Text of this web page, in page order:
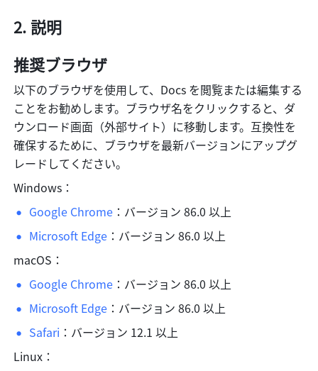
説明
推奨ブラウザ
以下のブラウザを使用して、Docs を閲覧または編集する
ことをお勧めします。ブラウザ名をクリックすると、ダ
ウンロード画面（外部サイト）に移動します。互換性を
確保するために、ブラウザを最新バージョンにアップグ
レードしてください。
Windows：
Google Chrome ：バージョン 86.0 以上
Microsoft Edge ：バージョン 86.0 以上
macOS：
Google Chrome ：バージョン 86.0 以上
Microsoft Edge ：バージョン 86.0 以上
Safari ：バージョン 12.1 以上
Linux：